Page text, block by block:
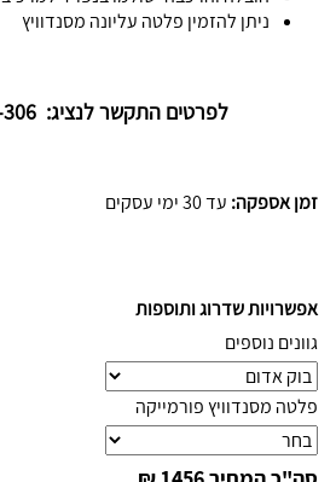
ניתן להזמין פלטה עליונה מסנדוויץ
לפרטים התקשר לנציג: 1-800-305-306
זמן אספקה: עד 30 ימי עסקים
אפשרויות שדרוג ותוספות
גוונים נוספים
פלטה מסנדוויץ פורמייקה